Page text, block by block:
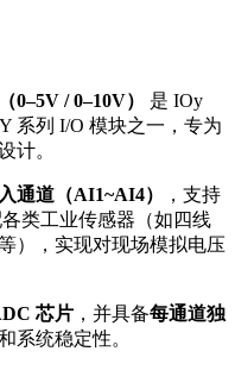
/ 0–10V）
是 IOy
系列 I/O 模块之一，专为
计。
通道（AI1~AI4）
，支持
各类工业传感器（如四线
），实现对现场模拟电压
芯片 ，并具备每通道独
系统稳定性。